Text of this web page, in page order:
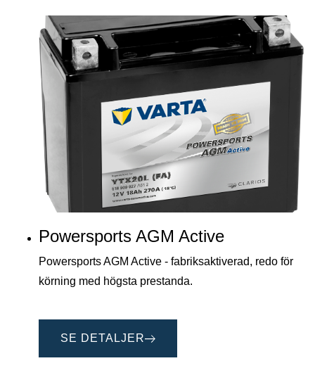
Powersports AGM Active
Powersports AGM Active - fabriksaktiverad, redo för
körning med högsta prestanda.
SE DETALJER